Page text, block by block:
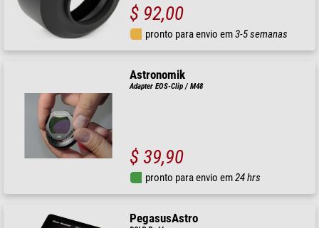
$ 92,00
pronto para envio em3-5 semanas
Astronomik
Adapter EOS-Clip / M48
$ 39,90
pronto para envio em24 hrs
PegasusAstro